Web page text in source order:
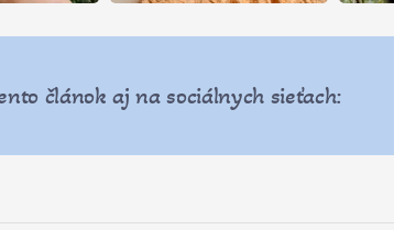
článok aj na sociálnych sieťach: